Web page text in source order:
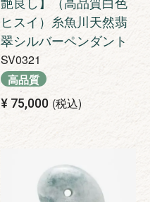
ヒスイ）糸魚川天然翡
翠シルバーペンダント
SV0321
高品質
¥ 75,000 税込